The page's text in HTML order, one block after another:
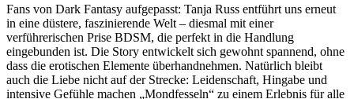
Fans von Dark Fantasy aufgepasst: Tanja Russ entführt uns erneut
in eine düstere, faszinierende Welt – diesmal mit einer
verführerischen Prise BDSM, die perfekt in die Handlung
eingebunden ist. Die Story entwickelt sich gewohnt spannend, ohne
dass die erotischen Elemente überhandnehmen. Natürlich bleibt
auch die Liebe nicht auf der Strecke: Leidenschaft, Hingabe und
intensive Gefühle machen „Mondfesseln“ zu einem Erlebnis für alle